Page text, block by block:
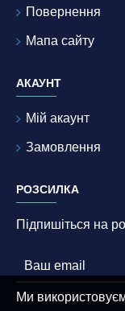
Повернення
Мапа сайту
АКАУНТ
Мій акаунт
Замовлення
РОЗСИЛКА
Підпишіться на
Ми